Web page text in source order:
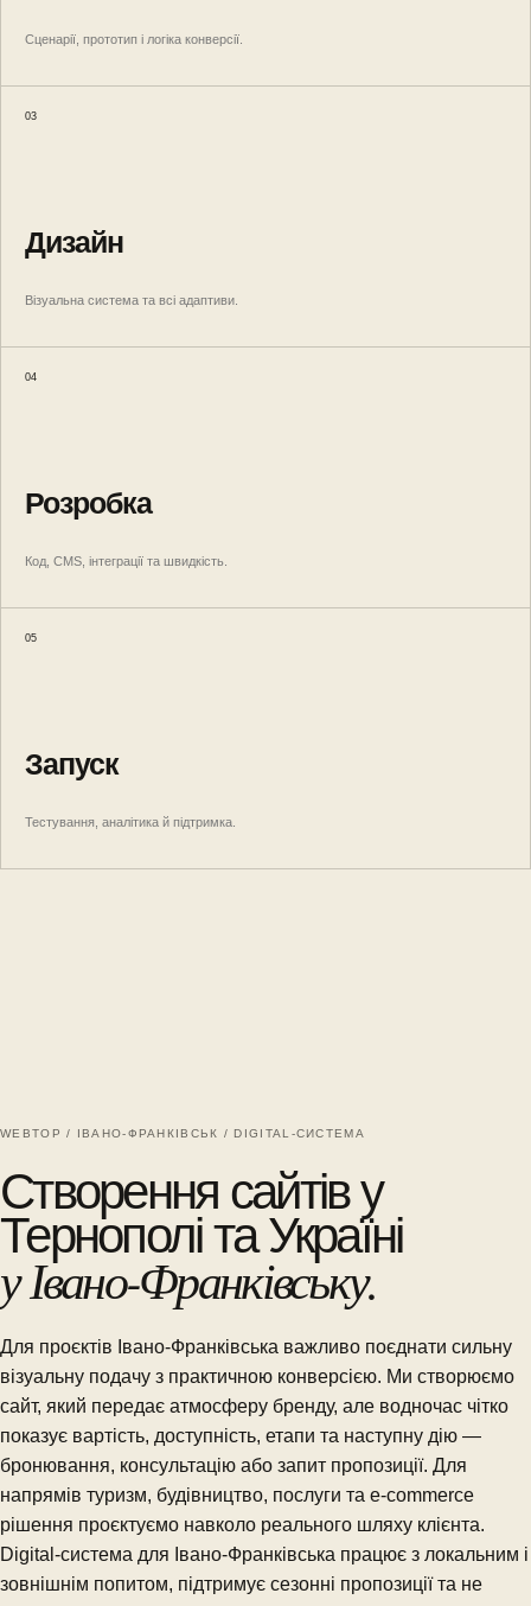
Сценарії, прототип і логіка конверсії.
03
Дизайн
Візуальна система та всі адаптиви.
04
Розробка
Код, CMS, інтеграції та швидкість.
05
Запуск
Тестування, аналітика й підтримка.
WEBTOP / ІВАНО-ФРАНКІВСЬК / DIGITAL-СИСТЕМА
Створення сайтів у
Тернополі та Україні
у Івано-Франківську.
Для проєктів Івано-Франківська важливо поєднати сильну
візуальну подачу з практичною конверсією. Ми створюємо
сайт, який передає атмосферу бренду, але водночас чітко
показує вартість, доступність, етапи та наступну дію —
бронювання, консультацію або запит пропозиції. Для
напрямів туризм, будівництво, послуги та e-commerce
рішення проєктуємо навколо реального шляху клієнта.
Digital-система для Івано-Франківська працює з локальним і
зовнішнім попитом, підтримує сезонні пропозиції та не